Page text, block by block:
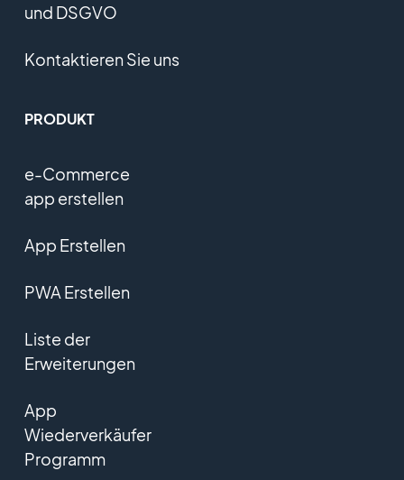
und DSGVO
Kontaktieren Sie uns
PRODUKT
e-Commerce
app erstellen
App Erstellen
PWA Erstellen
Liste der
Erweiterungen
App
Wiederverkäufer
Programm